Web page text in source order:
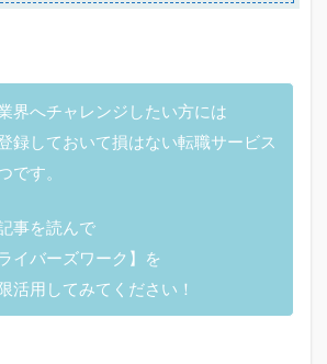
界へチャレンジしたい方には
録しておいて損はない転職サービス
です。
事を読んで
ライバーズワーク】を
活用してみてください！